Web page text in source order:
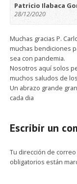
Patricio Ilabaca
28/12/2020
Muchas gracias P.
muchas bendiciones
sea con pandemia.
Nosotros aquí solos
muchos saludos de
Un abrazo grande
cada dia
Escribir un
Tu dirección de
obligatorios están